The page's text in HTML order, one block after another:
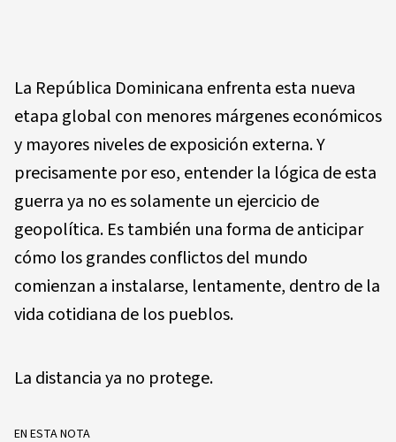
La República Dominicana enfrenta esta nueva
etapa global con menores márgenes económicos
y mayores niveles de exposición externa. Y
precisamente por eso, entender la lógica de esta
guerra ya no es solamente un ejercicio de
geopolítica. Es también una forma de anticipar
cómo los grandes conflictos del mundo
comienzan a instalarse, lentamente, dentro de la
vida cotidiana de los pueblos.
La distancia ya no protege.
EN ESTA NOTA